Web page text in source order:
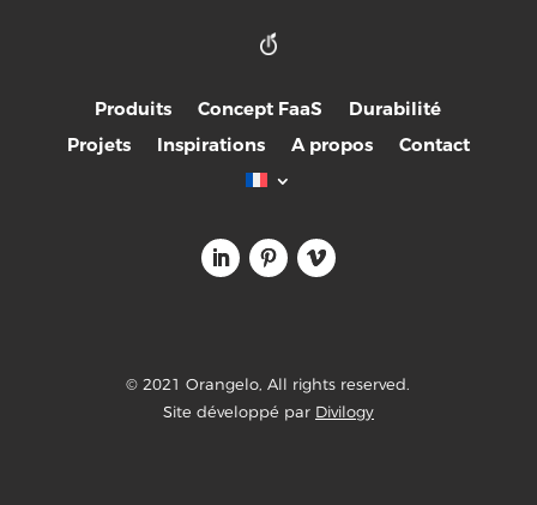
Produits Concept FaaS
Durabilité
Projets
Inspirations A propos Contact
© 2021 Orangelo, All rights reserved.
Site développé par Divilogy